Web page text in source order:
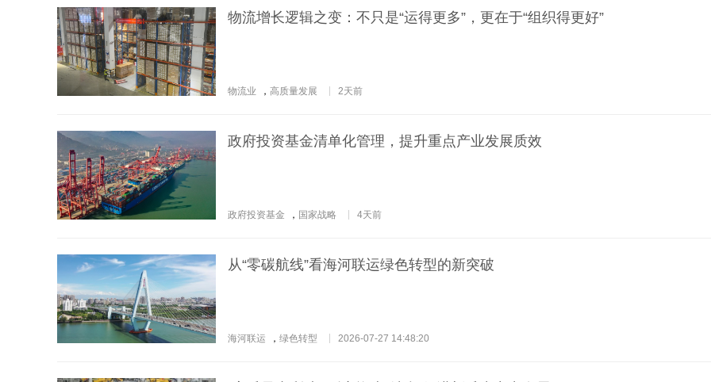
物流增长逻辑之变：不只是“运得更多”，更在于“组织得更好”
物流业 ， 高质量发展 2天前
政府投资基金清单化管理，提升重点产业发展质效
政府投资基金 ， 国家战略 4天前
从“零碳航线”看海河联运绿色转型的新突破
海河联运 ， 绿色转型 2026-07-27 14:48:20